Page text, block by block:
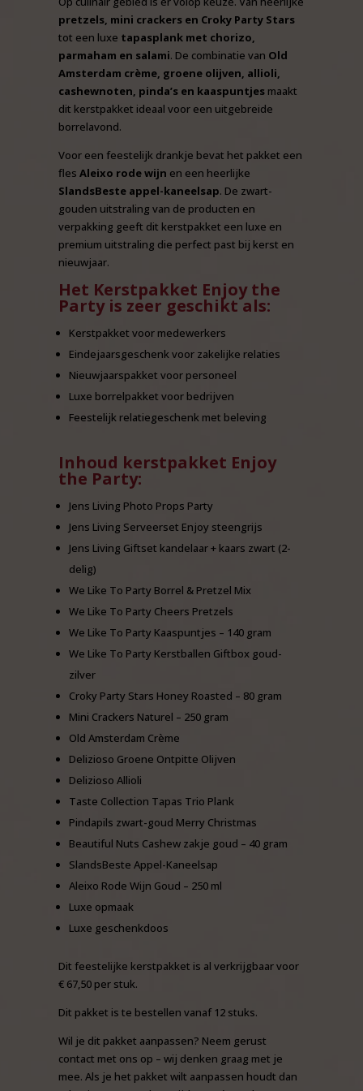
pretzels, mini crackers en Croky Party Stars
tot een luxe tapasplank met chorizo,
parmaham en salami. De combinatie van Old
Amsterdam crème, groene olijven, allioli,
cashewnoten, pinda’s en kaaspuntjes maakt
dit kerstpakket ideaal voor een uitgebreide
borrelavond.
Voor een feestelijk drankje bevat het pakket een
flesAleixo rode wijn en een heerlijke
SlandsBeste appel-kaneelsap. De zwart-
gouden uitstraling van de producten en
verpakking geeft dit kerstpakket een luxe en
premium uitstraling die perfect past bij kerst en
nieuwjaar.
Het Kerstpakket Enjoy the
Party is zeer geschikt als:
Kerstpakket voor medewerkers
Eindejaarsgeschenk voor zakelijke relaties
Nieuwjaarspakket voor personeel
Luxe borrelpakket voor bedrijven
Feestelijk relatiegeschenk met beleving
Inhoud kerstpakket Enjoy
the Party:
Jens Living Photo Props Party
Jens Living Serveerset Enjoy steengrijs
Jens Living Giftset kandelaar + kaars zwart (2-
delig)
We Like To Party Borrel & Pretzel Mix
We Like To Party Cheers Pretzels
We Like To Party Kaaspuntjes – 140 gram
We Like To Party Kerstballen Giftbox goud-
zilver
Croky Party Stars Honey Roasted – 80 gram
Mini Crackers Naturel – 250 gram
Old Amsterdam Crème
Delizioso Groene Ontpitte Olijven
Delizioso Allioli
Taste Collection Tapas Trio Plank
Pindapils zwart-goud Merry Christmas
Beautiful Nuts Cashew zakje goud – 40 gram
SlandsBeste Appel-Kaneelsap
Aleixo Rode Wijn Goud – 250 ml
Luxe opmaak
Luxe geschenkdoos
Dit feestelijke kerstpakket is al verkrijgbaar voor
€ 67,50 per stuk.
Dit pakket is te bestellen vanaf 12 stuks.
Wil je dit pakket aanpassen? Neem gerust
contact met ons op – wij denken graag met je
mee. Als je het pakket wilt aanpassen houdt dan